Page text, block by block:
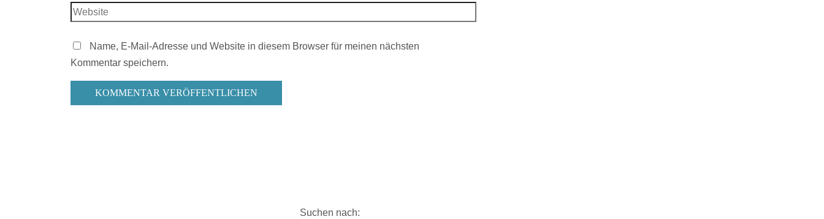
Name, E-Mail-Adresse und Website in diesem Browser für meinen nächsten
Kommentar speichern.
Suchen nach: